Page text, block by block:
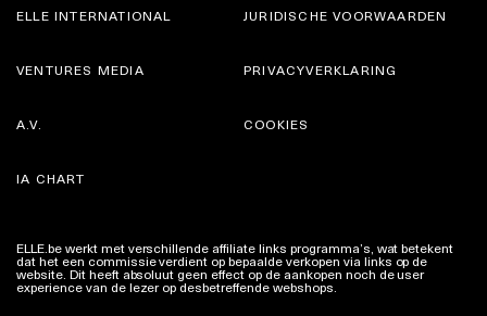
ELLE INTERNATIONAL
VENTURES MEDIA
JURIDISCHE VOORWAARDEN
PRIVACYVERKLARING
A.V.
IA CHART
COOKIES
ELLE.be werkt met verschillende affiliate links programma’s, wat betekent
dat het een commissie verdient op bepaalde verkopen via links op de
website. Dit heeft absoluut geen effect op de aankopen noch de user
experience van de lezer op desbetreffende webshops.